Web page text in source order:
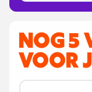
NOG 5
VOOR